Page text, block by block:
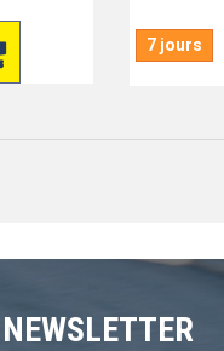
7 jours